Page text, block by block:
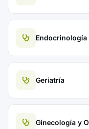
Endocrinología
Geriatría
Ginecología y